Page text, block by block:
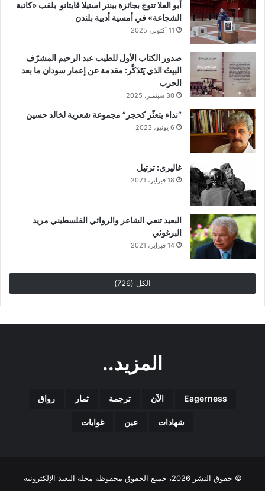
أبو العلا تتوج بجائزة بينتر استيلا قايتانو بلقب «كاتبة
الشجاعة» في أمسية أدبية بلندن
11 أكتوبر، 2025
صدور الكتاب الأول للطيب عبد الرحيم المشرّف
البيتُ الذي يَتَذَكَّر: مقدمة عن إعمار سودان ما بعد
الحرب
30 سبتمبر، 2025
“نداء يتعثّر كحجر” مجموعة شعرية لخالد حسين
6 يونيو، 2023
غاليري: ترتيل
18 فبراير، 2021
البعيد تنعي الشاعر والروائي الفلسطيني مريد
البرغوثي
14 فبراير، 2021
الكل (726)
المزيد..
Eagerness الآن ترجمة ثمار رواق
شهادات عين غوايات
© حقوق النشر 2026، جميع الحقوق محفوظة مجلة البعيد الإلكترونية